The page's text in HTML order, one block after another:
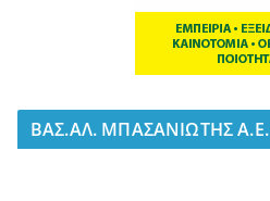
BΑΣ.ΑΛ. ΜΠΑΣΑΝΙΩΤΗΣ Α.Ε.